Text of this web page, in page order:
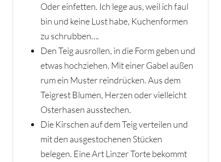
Oder einfetten. Ich lege aus, weil ich faul
bin und keine Lust habe, Kuchenformen
zu schrubben….
Den Teig ausrollen, in die Form geben und
etwas hochziehen. Mit einer Gabel außen
rum ein Muster reindrücken. Aus dem
Teigrest Blumen, Herzen oder vielleicht
Osterhasen ausstechen.
Die Kirschen auf dem Teig verteilen und
mit den ausgestochenen Stücken
belegen. Eine Art Linzer Torte bekommt